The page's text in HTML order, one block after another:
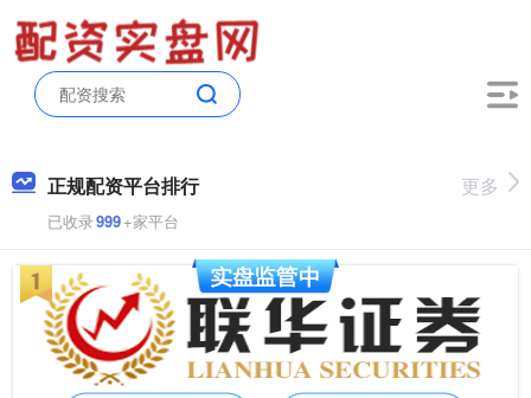
正规配资平台排行
已收录999+家平台
更多